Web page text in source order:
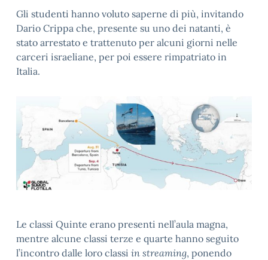
Gli studenti hanno voluto saperne di più, invitando
Dario Crippa che, presente su uno dei natanti, è
stato arrestato e trattenuto per alcuni giorni nelle
carceri israeliane, per poi essere rimpatriato in
Italia.
Le classi Quinte erano presenti nell’aula magna,
mentre alcune classi terze e quarte hanno seguito
l’incontro dalle loro classi in streaming, ponendo